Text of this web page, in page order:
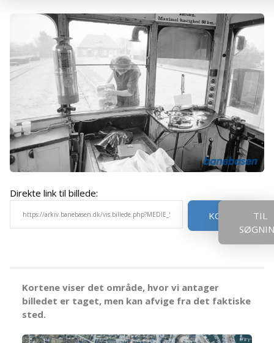
Direkte link til billede:
KOPIER
TIL
Kortene viser det område, hvor vi antager
billedet er taget, men kan afvige fra det faktiske
sted.